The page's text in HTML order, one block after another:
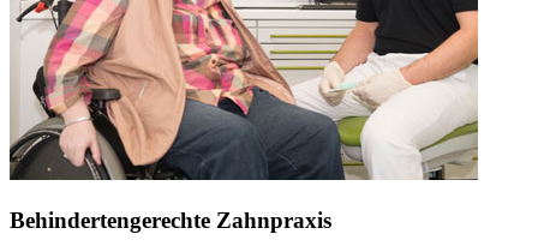
Behindertengerechte Zahnpraxis